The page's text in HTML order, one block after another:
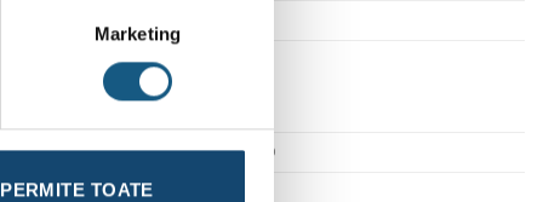
Marketing
PERMITE TOATE
DN40